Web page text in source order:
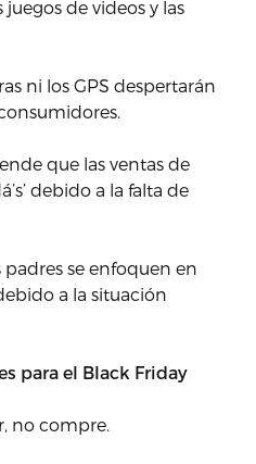
juegos de videos y las
ni los GPS despertarán
que las ventas de
debido a la falta de
padres se enfoquen en
a la situación
para el Black Friday
no compre.